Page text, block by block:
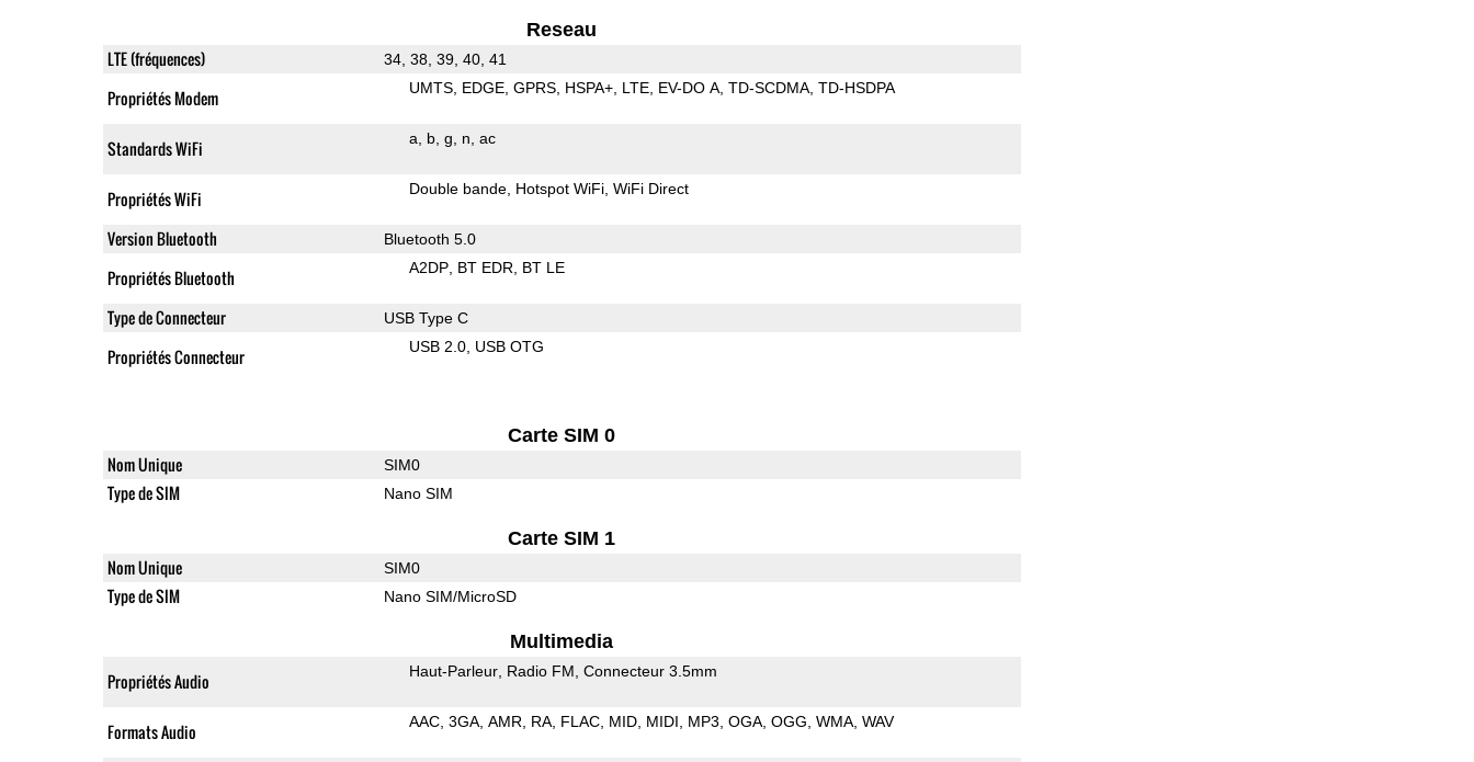
Reseau
LTE (fréquences) 34, 38, 39, 40, 41
Propriétés Modem UMTS EDGE GPRS HSPA+ LTE EV-DO A TD-SCDMA TD-HSDPA
Standards WiFi a b g n ac
Propriétés WiFi Double bande Hotspot WiFi WiFi Direct
Version Bluetooth Bluetooth 5.0
Propriétés Bluetooth A2DP BT EDR BT LE
Type de Connecteur USB Type C
Propriétés Connecteur USB 2.0 USB OTG
Carte SIM 0
Nom Unique SIM0
Type de SIM Nano SIM
Carte SIM 1
Nom Unique SIM0
Type de SIM Nano SIM/MicroSD
Multimedia
Propriétés Audio Haut-Parleur Radio FM Connecteur 3.5mm
Formats Audio AAC 3GA AMR RA FLAC MID MIDI MP3 OGA OGG WMA WAV